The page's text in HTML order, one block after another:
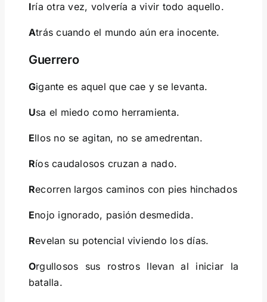
Iría otra vez, volvería a vivir todo aquello.
Atrás cuando el mundo aún era inocente.
Guerrero
Gigante es aquel que cae y se levanta.
Usa el miedo como herramienta.
Ellos no se agitan, no se amedrentan.
Ríos caudalosos cruzan a nado.
Recorren largos caminos con pies hinchados
Enojo ignorado, pasión desmedida.
Revelan su potencial viviendo los días.
Orgullosos sus rostros llevan al iniciar la
batalla.